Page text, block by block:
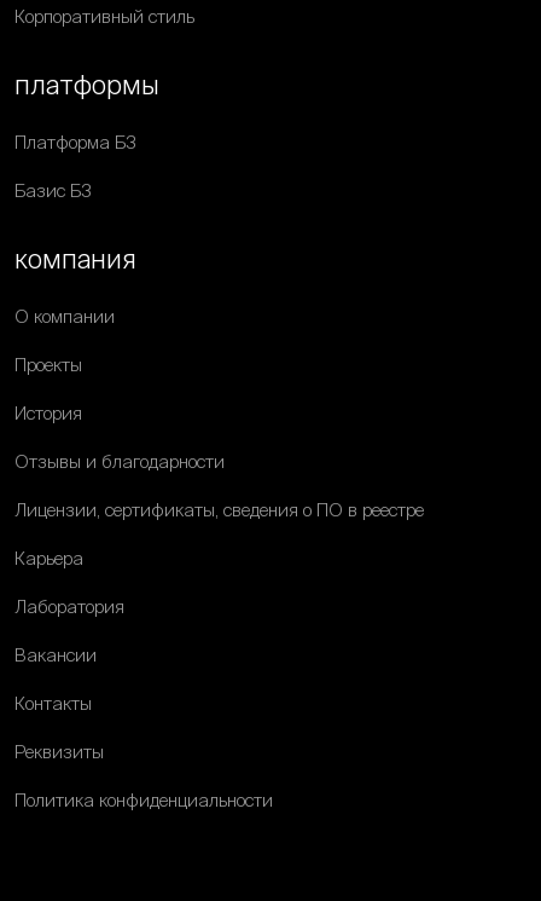
Корпоративный стиль
платформы
Платформа Б3
Базис Б3
компания
О компании
Проекты
История
Отзывы и благодарности
Лицензии, сертификаты, сведения о ПО в реестре
Карьера
Лаборатория
Вакансии
Контакты
Реквизиты
Политика конфиденциальности